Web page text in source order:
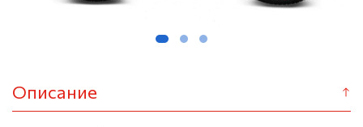
Описание